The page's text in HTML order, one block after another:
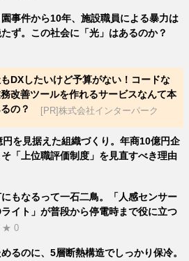
事件から10年、施設職員による暴力は
ず。この社会に「光」はあるのか？
DXしたいけど予算がない！コードな
務改善ツールを作れるサービスなんて本
の？
[PR]株式会社インターパーク
円を見据えた組織づくり。年商10億円企
「上位職評価制度」を見直すべき理由
もなるって一石二鳥。「人感センサー
イト」が普段から停電時まで役に立つ
★ 0
るのに、5層断熱構造でしっかり保冷。